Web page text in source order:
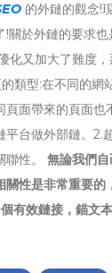
的外鏈的觀念!
!關於外鏈的要求
化又加大了難度
類型:在不同的網
頁面帶來的頁面也
平台做外部鏈。2.
性。 無論我們
關性是非常重要的
有效鏈接，錨文